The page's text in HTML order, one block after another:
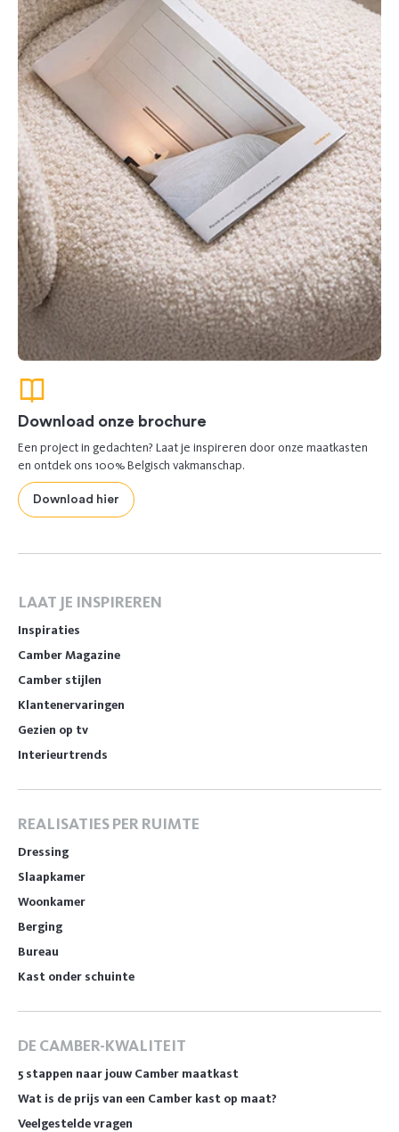
Download onze brochure
Een project in gedachten? Laat je inspireren door onze maatkasten
en ontdek ons 100% Belgisch vakmanschap.
Download hier
LAAT JE INSPIREREN
Inspiraties
Camber Magazine
Camber stijlen
Klantenervaringen
Gezien op tv
Interieurtrends
REALISATIES PER RUIMTE
Dressing
Slaapkamer
Woonkamer
Berging
Bureau
Kast onder schuinte
DE CAMBER-KWALITEIT
5 stappen naar jouw Camber maatkast
Wat is de prijs van een Camber kast op maat?
Veelgestelde vragen